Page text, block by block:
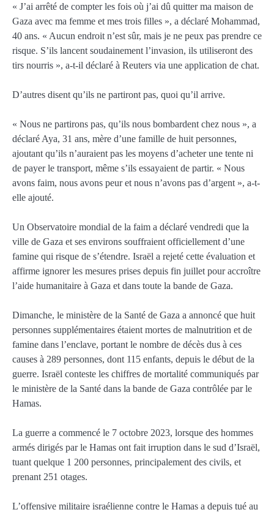
« J’ai arrêté de compter les fois où j’ai dû quitter ma maison de
Gaza avec ma femme et mes trois filles », a déclaré Mohammad,
40 ans. « Aucun endroit n’est sûr, mais je ne peux pas prendre ce
risque. S’ils lancent soudainement l’invasion, ils utiliseront des
tirs nourris », a-t-il déclaré à Reuters via une application de chat.
D’autres disent qu’ils ne partiront pas, quoi qu’il arrive.
« Nous ne partirons pas, qu’ils nous bombardent chez nous », a
déclaré Aya, 31 ans, mère d’une famille de huit personnes,
ajoutant qu’ils n’auraient pas les moyens d’acheter une tente ni
de payer le transport, même s’ils essayaient de partir. « Nous
avons faim, nous avons peur et nous n’avons pas d’argent », a-t-
elle ajouté.
Un Observatoire mondial de la faim a déclaré vendredi que la
ville de Gaza et ses environs souffraient officiellement d’une
famine qui risque de s’étendre. Israël a rejeté cette évaluation et
affirme ignorer les mesures prises depuis fin juillet pour accroître
l’aide humanitaire à Gaza et dans toute la bande de Gaza.
Dimanche, le ministère de la Santé de Gaza a annoncé que huit
personnes supplémentaires étaient mortes de malnutrition et de
famine dans l’enclave, portant le nombre de décès dus à ces
causes à 289 personnes, dont 115 enfants, depuis le début de la
guerre. Israël conteste les chiffres de mortalité communiqués par
le ministère de la Santé dans la bande de Gaza contrôlée par le
Hamas.
La guerre a commencé le 7 octobre 2023, lorsque des hommes
armés dirigés par le Hamas ont fait irruption dans le sud d’Israël,
tuant quelque 1 200 personnes, principalement des civils, et
prenant 251 otages.
L’offensive militaire israélienne contre le Hamas a depuis tué au